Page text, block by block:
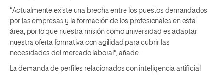
“Actualmente existe una brecha entre los puestos demandados
por las empresas y la formación de los profesionales en esta
área, por lo que nuestra misión como universidad es adaptar
nuestra oferta formativa con agilidad para cubrir las
necesidades del mercado laboral”, añade.
La demanda de perfiles relacionados con inteligencia artificial